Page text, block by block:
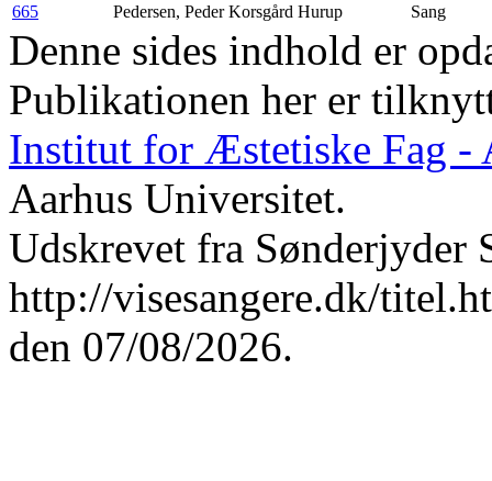
665
Pedersen, Peder Korsgård Hurup Sang
Denne sides indhold er
Publikationen her er
Institut for Æstetiske Fag -
Aarhus Universitet.
Udskrevet fra Sønderjyder
http://visesangere.dk/
den 07/08/2026.